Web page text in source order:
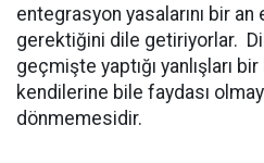
entegrasyon yasalarını bir an
gerektiğini dile getiriyorlar.
geçmişte yaptığı yanlışları
kendilerine bile faydası
dönmemesidir.